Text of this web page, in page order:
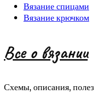
Вязание спицами
Вязание крючком
Все о вязании
Схемы, описания,